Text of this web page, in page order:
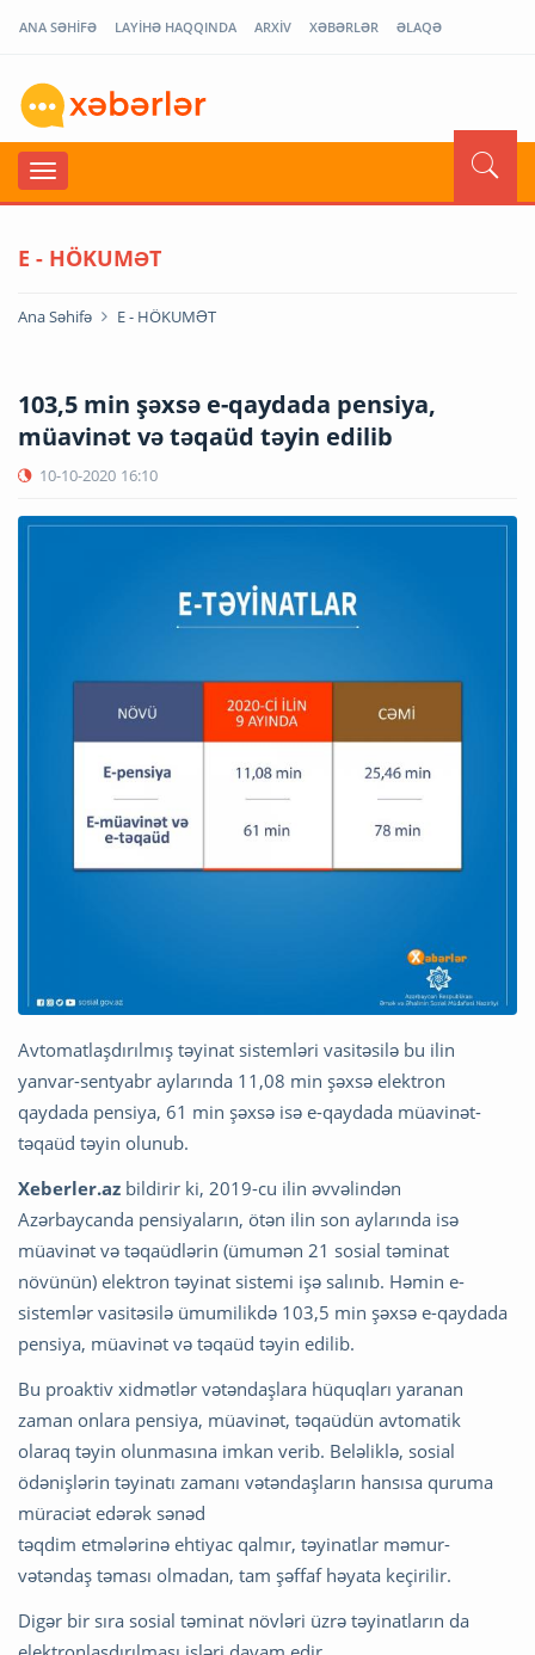
ANA SƏHİFƏ LAYİHƏ HAQQINDA ARXİV XƏBƏRLƏR ƏLAQƏ
E - HÖKUMƏT
Ana Səhifə E - HÖKUMƏT
103,5 min şəxsə e-qaydada pensiya,
müavinət və təqaüd təyin edilib
10-10-2020 16:10
Avtomatlaşdırılmış təyinat sistemləri vasitəsilə bu ilin
yanvar-sentyabr aylarında 11,08 min şəxsə elektron
qaydada pensiya, 61 min şəxsə isə e-qaydada müavinət-
təqaüd təyin olunub.
Xeberler.az bildirir ki, 2019-cu ilin əvvəlindən
Azərbaycanda pensiyaların, ötən ilin son aylarında isə
müavinət və təqaüdlərin (ümumən 21 sosial təminat
növünün) elektron təyinat sistemi işə salınıb. Həmin e-
sistemlər vasitəsilə ümumilikdə 103,5 min şəxsə e-qaydada
pensiya, müavinət və təqaüd təyin edilib.
Bu proaktiv xidmətlər vətəndaşlara hüquqları yaranan
zaman onlara pensiya, müavinət, təqaüdün avtomatik
olaraq təyin olunmasına imkan verib. Beləliklə, sosial
ödənişlərin təyinatı zamanı vətəndaşların hansısa quruma
müraciət edərək sənəd
təqdim etmələrinə ehtiyac qalmır, təyinatlar məmur-
vətəndaş təması olmadan, tam şəffaf həyata keçirilir.
Digər bir sıra sosial təminat növləri üzrə təyinatların da